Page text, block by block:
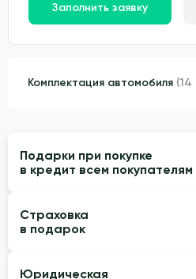
Заполнить заявку
Комплектация автомобиля (14
Подарки при покупке
в кредит всем покупателям
Страховка
в подарок
Юридическая